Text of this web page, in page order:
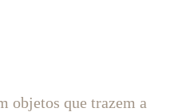
objetos que trazem a